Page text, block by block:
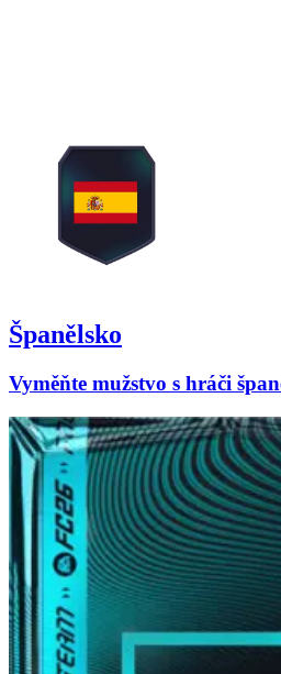
Španělsko
Vyměňte mužstvo s hráči